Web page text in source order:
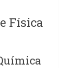
Física